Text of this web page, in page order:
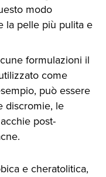
modo
la pelle più pulita e
formulazioni il
come
può essere
discromie, le
post-
e cheratolitica,